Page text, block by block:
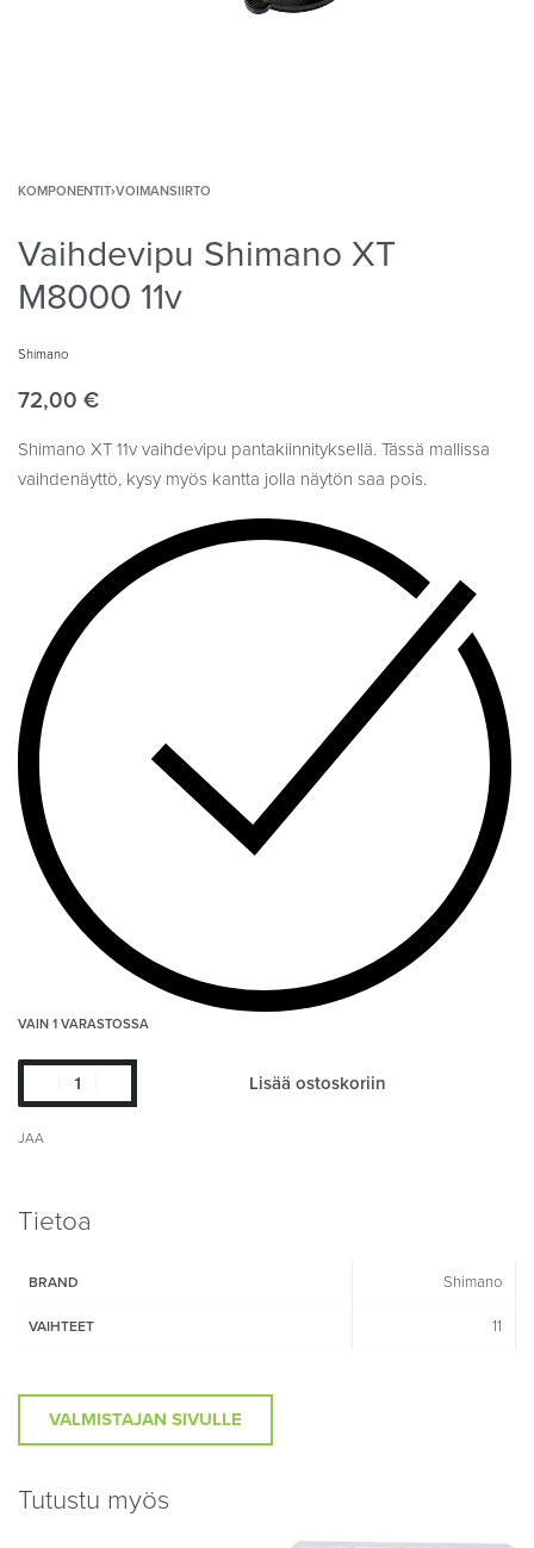
KOMPONENTIT›VOIMANSIIRTO
Vaihdevipu Shimano XT
M8000 11v
Shimano
72,00 €
Shimano XT 11v vaihdevipu pantakiinnityksellä. Tässä mallissa
vaihdenäyttö, kysy myös kantta jolla näytön saa pois.
VAIN 1 VARASTOSSA
Lisää ostoskoriin
JAA
Tietoa
BRAND Shimano
VAIHTEET 11
VALMISTAJAN SIVULLE
Tutustu myös